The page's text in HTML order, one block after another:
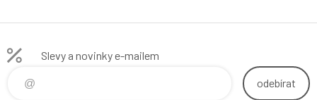
Slevy a novinky e-mailem
odebírat